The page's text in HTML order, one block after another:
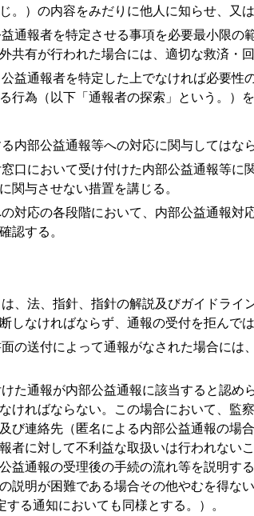
。）の内容をみだりに他人に知らせ、又
通報者を特定させる事項を必要最小限の
共有が行われた場合には、適切な救済・
益通報者を特定した上でなければ必要性
行為（以下「通報者の探索」という。）
内部公益通報等への対応に関与してはなら
口において受け付けた内部公益通報等に
関与させない措置を講じる。
対応の各段階において、内部公益通報対
認する。
、法、指針、指針の解説及びガイドライ
しなければならず、通報の受付を拒んでは
の送付によって通報がなされた場合には
た通報が内部公益通報に該当すると認め
ければならない。この場合において、監
び連絡先（匿名による内部公益通報の場
者に対して不利益な取扱いは行われない
益通報の受理後の手続の流れ等を説明す
説明が困難である場合その他やむを得な
する通知においても同様とする。）。